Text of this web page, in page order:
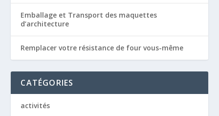
Emballage et Transport des maquettes
d’architecture
Remplacer votre résistance de four vous-même
CATÉGORIES
activités